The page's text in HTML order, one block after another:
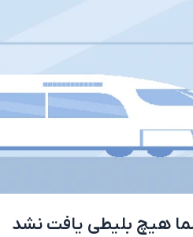
شما هیچ بلیطی یافت نشد